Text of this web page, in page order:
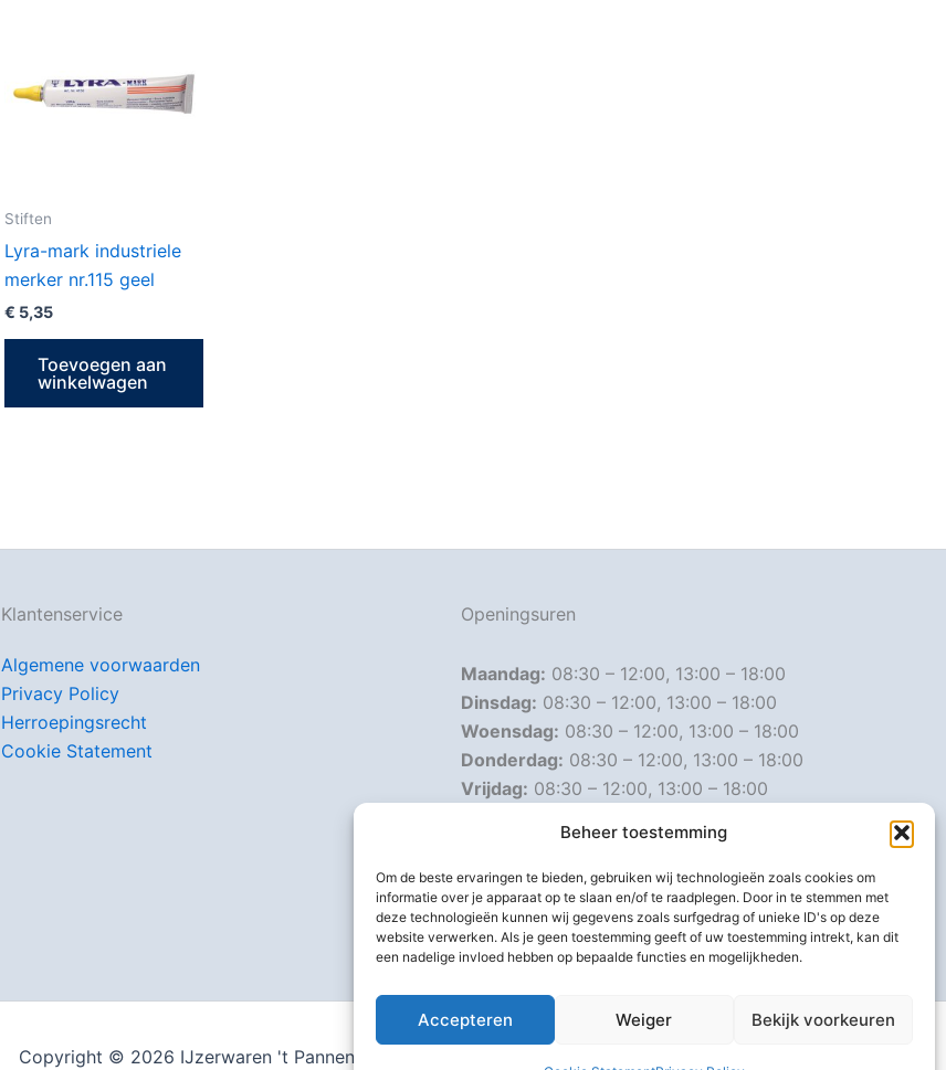
Beheer toestemming
Om de beste ervaringen te bieden, gebruiken wij technologieën zoals cookies om
informatie over je apparaat op te slaan en/of te raadplegen. Door in te stemmen met
deze technologieën kunnen wij gegevens zoals surfgedrag of unieke ID's op deze
website verwerken. Als je geen toestemming geeft of uw toestemming intrekt, kan dit
een nadelige invloed hebben op bepaalde functies en mogelijkheden.
Accepteren Weiger Bekijk voorkeuren
Stiften
Lyra-mark industriele
merker nr.115 geel
€ 5,35
Toevoegen aan
winkelwagen
Klantenservice
Algemene voorwaarden
Privacy Policy
Herroepingsrecht
Cookie Statement
Openingsuren
Maandag: 08:30 – 12:00, 13:00 – 18:00
Dinsdag: 08:30 – 12:00, 13:00 – 18:00
Woensdag: 08:30 – 12:00, 13:00 – 18:00
Donderdag: 08:30 – 12:00, 13:00 – 18:00
Vrijdag: 08:30 – 12:00, 13:00 – 18:00
Gesloten
Afwijkende openingsuren
Copyright © 2026 IJzerwaren 't Pannenhuis